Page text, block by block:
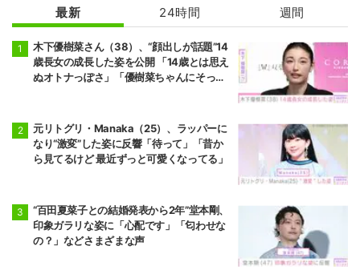
最新 24時間 週間
木下優樹菜さん（38）、“顔出しが話題”14
歳長女の成長した姿を公開 「14歳とは思え
ぬオトナっぽさ」「優樹菜ちゃんにそっく
元リトグリ・Manaka（25）、ラッパーに
なり“激変”した姿に反響「待って」「昔か
ら見てるけど 最近ずっと可愛くなってる」
“百田夏菜子との結婚発表から2年”堂本剛、
印象ガラリな姿に「心配です」「匂わせな
の？」などさまざまな声